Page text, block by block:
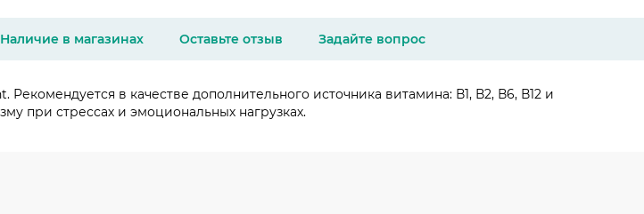
Наличие в магазинах Оставьте отзыв Задайте вопрос
в качестве дополнительного источника витамина: В1, В2, В6, В12 и
при стрессах и эмоциональных нагрузках.